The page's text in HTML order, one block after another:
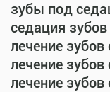
зубы под
седация
лечение
лечение
лечение